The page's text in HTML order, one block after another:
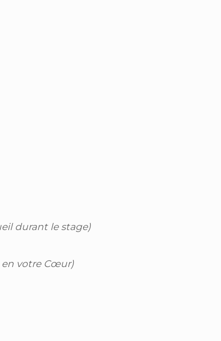
durant le stage)
votre Cœur)